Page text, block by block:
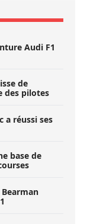
Audi F1
de
des pilotes
a réussi ses
base de